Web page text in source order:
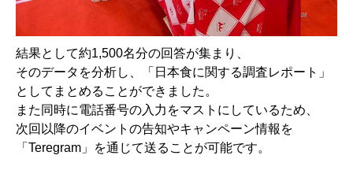
結果として約1,500名分の回答が集まり、
そのデータを分析し、「日本食に関する調査レポート」
としてまとめることができました。
また同時に電話番号の入力をマストにしているため、
次回以降のイベントの告知やキャンペーン情報を
「Teregram」を通じて送ることが可能です。